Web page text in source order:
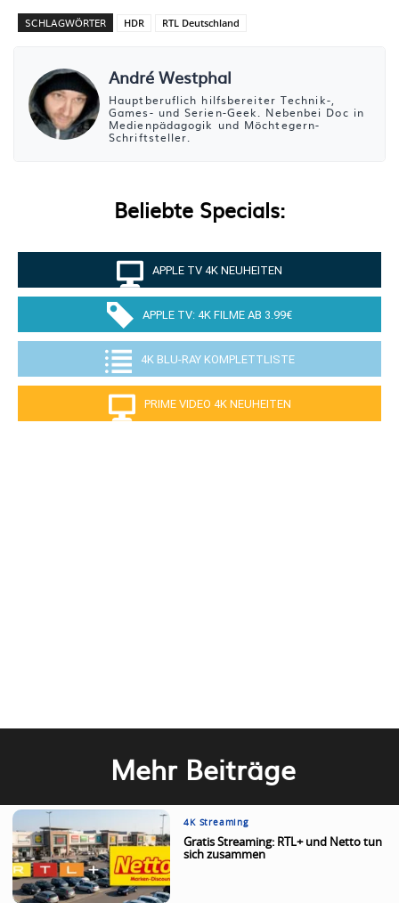
SCHLAGWÖRTER HDR RTL Deutschland
André Westphal
Hauptberuflich hilfsbereiter Technik-,
Games- und Serien-Geek. Nebenbei Doc in
Medienpädagogik und Möchtegern-
Schriftsteller.
Beliebte Specials:
APPLE TV 4K NEUHEITEN
APPLE TV: 4K FILME AB 3.99€
4K BLU-RAY KOMPLETTLISTE
PRIME VIDEO 4K NEUHEITEN
Mehr Beiträge
4K Streaming
Gratis Streaming: RTL+ und Netto tun
sich zusammen